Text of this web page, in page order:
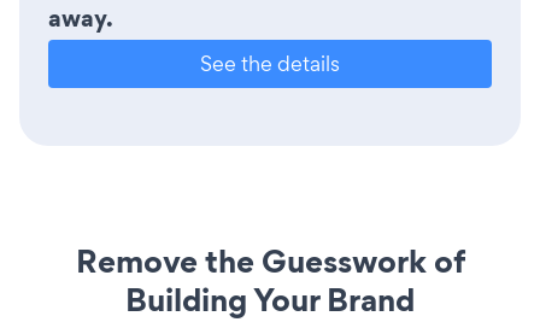
away.
See the details
Remove the Guesswork of
Building Your Brand